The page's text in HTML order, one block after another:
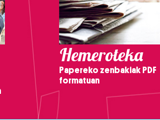
Hemeroteka
Papereko zenbakiak PDF
formatuan